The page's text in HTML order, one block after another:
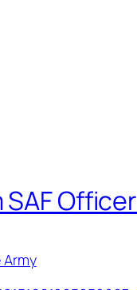
SAF